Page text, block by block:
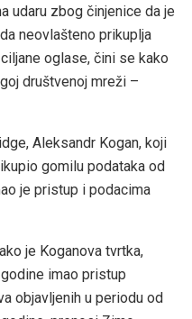
udaru zbog činjenice da je
neovlašteno prikuplja
oglase, čini se kako
društvenoj mreži –
Aleksandr Kogan, koji
gomilu podataka od
je pristup i podacima
je Koganova tvrtka,
imao pristup
objavljenih u periodu od